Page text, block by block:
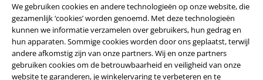
We gebruiken cookies en andere technologieën op onze website, die
gezamenlijk ‘cookies’ worden genoemd. Met deze technologieën
kunnen we informatie verzamelen over gebruikers, hun gedrag en
hun apparaten. Sommige cookies worden door ons geplaatst, terwijl
andere afkomstig zijn van onze partners. Wij en onze partners
gebruiken cookies om de betrouwbaarheid en veiligheid van onze
website te garanderen, je winkelervaring te verbeteren en te
Beveiliging